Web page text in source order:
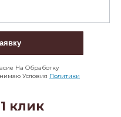
На Обработку
Условия Политики
клик